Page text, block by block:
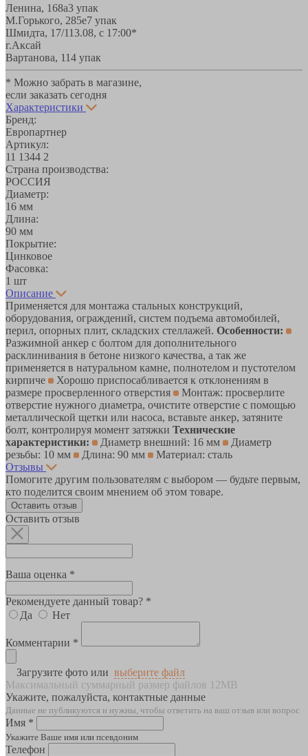
Ленина, 168а3 упак
М.Горького, 285е7 упак
Шмидта, 17/113.08, с 17:00*
г.Аксай
Вартанова, 114 упак
* Можно забрать в магазине,
если заказать сегодня
Характеристики
Бренд:
Европартнер
Артикул:
11 1344 2
Страна производства:
РОССИЯ
Диаметр:
16 мм
Длина:
90 мм
Покрытие:
Цинковое
Фасовка:
1 шт
Описание
Применяется для монтажа стальных конструкций,
оборудования, ограждений, систем подъема автомобилей,
перил, опорных плит, складских стеллажей. Особенности:
Разжимной анкер с болтом для дополнительного
расклинивания в бетоне низкого качества, а так же
применяется в натуральном камне, полнотелом и пустотелом
кирпиче
Хорошо приспосабливается к отклонениям в
размере просверленного отверстия
Монтаж: просверлите
отверстие нужного диаметра, очистите отверстие с помощью
металлической щетки или насоса, вставьте анкер, затяните
болт, контролируя момент затяжки Технические
характеристики:
Диаметр внешний: 16 мм
Диаметр
резьбы: 10 мм
Длина: 90 мм
Материал: сталь
Отзывы
Помогите другим пользователям с выбором — будьте первым,
кто поделится своим мнением об этом товаре.
Оставить отзыв
Оставить отзыв
Ваша оценка *
Рекомендуете данный товар? *
Да
Нет
Комментарии *
Загрузите фото или выберите файл
Максимальный суммарный размер файлов 12MB
Укажите, пожалуйста, контактные данные
Данные не публикуются и нужны, чтобы ответить на ваш отзыв или вопрос
Имя *
Укажите Ваше имя или псевдоним
Телефон